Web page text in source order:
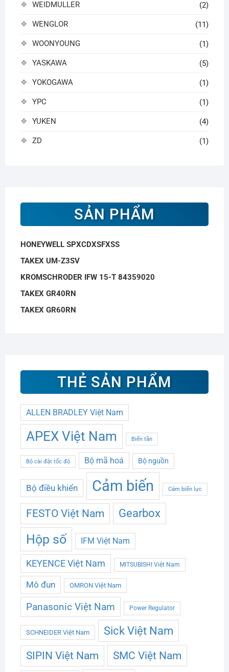
WEIDMULLER (2)
WENGLOR (11)
WOONYOUNG (1)
YASKAWA (5)
YOKOGAWA (1)
YPC (1)
YUKEN (4)
ZD (1)
SẢN PHẨM
HONEYWELL SPXCDXSFXSS
TAKEX UM-Z3SV
KROMSCHRODER IFW 15-T 84359020
TAKEX GR40RN
TAKEX GR60RN
THẺ SẢN PHẨM
ALLEN BRADLEY Việt Nam
APEX Việt Nam Biến tần
Bộ cài đặt tốc độ Bộ mã hoá Bộ nguồn
Bộ điều khiển Cảm biến Cảm biến lực
FESTO Việt Nam Gearbox
Hộp số IFM Việt Nam
KEYENCE Việt Nam MITSUBISHI Việt Nam
Mô đun OMRON Việt Nam
Panasonic Việt Nam Power Regulator
SCHNEIDER Việt Nam Sick Việt Nam
SIPIN Việt Nam SMC Việt Nam